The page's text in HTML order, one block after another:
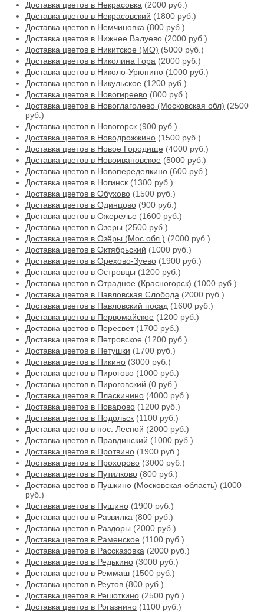
Доставка цветов в Некрасовка (2000 руб.)
Доставка цветов в Некрасовский (1800 руб.)
Доставка цветов в Немчиновка (800 руб.)
Доставка цветов в Нижнее Валуево (2000 руб.)
Доставка цветов в Никитское (МО) (5000 руб.)
Доставка цветов в Николина Гора (2000 руб.)
Доставка цветов в Николо-Урюпино (1000 руб.)
Доставка цветов в Никульское (1200 руб.)
Доставка цветов в Новогиреево (800 руб.)
Доставка цветов в Новоглаголево (Московская обл) (2500
руб.)
Доставка цветов в Новогорск (900 руб.)
Доставка цветов в Новодрожжино (1500 руб.)
Доставка цветов в Новое Городище (4000 руб.)
Доставка цветов в Новоивановское (5000 руб.)
Доставка цветов в Новопеределкино (600 руб.)
Доставка цветов в Ногинск (1300 руб.)
Доставка цветов в Обухово (1500 руб.)
Доставка цветов в Одинцово (900 руб.)
Доставка цветов в Ожерелье (1600 руб.)
Доставка цветов в Озеры (2500 руб.)
Доставка цветов в Озёры (Мос.обл.) (2000 руб.)
Доставка цветов в Октябрьский (1000 руб.)
Доставка цветов в Орехово-Зуево (1900 руб.)
Доставка цветов в Островцы (1200 руб.)
Доставка цветов в Отрадное (Красногорск) (1000 руб.)
Доставка цветов в Павловская Слобода (2000 руб.)
Доставка цветов в Павловский посад (1600 руб.)
Доставка цветов в Первомайское (1200 руб.)
Доставка цветов в Пересвет(1700 руб.)
Доставка цветов в Петровское (1200 руб.)
Доставка цветов в Петушки (1700 руб.)
Доставка цветов в Пикино (3000 руб.)
Доставка цветов в Пирогово (1000 руб.)
Доставка цветов в Пироговский (0 руб.)
Доставка цветов в Пласкинино (4000 руб.)
Доставка цветов в Поварово (1200 руб.)
Доставка цветов в Подольск (1100 руб.)
Доставка цветов в пос. Лесной (2000 руб.)
Доставка цветов в Правдинский (1000 руб.)
Доставка цветов в Протвино (1900 руб.)
Доставка цветов в Прохорово (3000 руб.)
Доставка цветов в Путилково (800 руб.)
Доставка цветов в Пушкино (Московская область) (1000
руб.)
Доставка цветов в Пущино (1900 руб.)
Доставка цветов в Развилка (800 руб.)
Доставка цветов в Раздоры (2000 руб.)
Доставка цветов в Раменское (1100 руб.)
Доставка цветов в Рассказовка (2000 руб.)
Доставка цветов в Редькино (3000 руб.)
Доставка цветов в Реммаш (1500 руб.)
Доставка цветов в Реутов (800 руб.)
Доставка цветов в Решоткино (2500 руб.)
Доставка цветов в Рогазнино (1100 руб.)